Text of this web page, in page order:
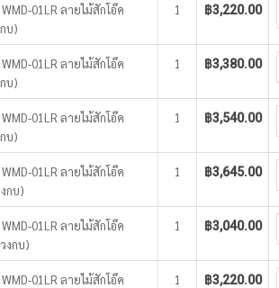
01LR ลายไม้สักโอ๊ค
บ)
1 ฿3,220.00
01LR ลายไม้สักโอ๊ค
บ)
1 ฿3,380.00
01LR ลายไม้สักโอ๊ค
บ)
1 ฿3,540.00
01LR ลายไม้สักโอ๊ค
กบ)
1 ฿3,645.00
01LR ลายไม้สักโอ๊ค
งกบ)
1 ฿3,040.00
01LR ลายไม้สักโอ๊ค
1 ฿3,220.00